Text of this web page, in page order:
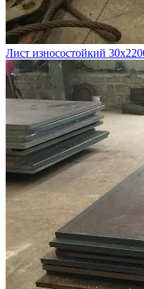
Лист износостойкий